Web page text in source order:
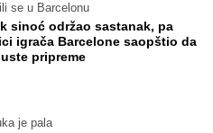
se u Barcelonu
sinoć održao sastanak, pa
igrača Barcelone saopštio da
pripreme
je pala